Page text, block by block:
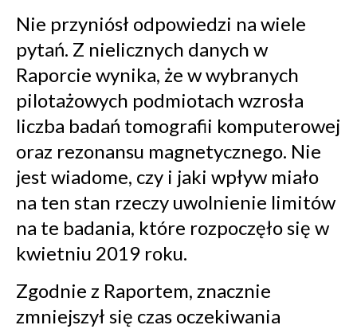
Nie przyniósł odpowiedzi na wiele
pytań. Z nielicznych danych w
Raporcie wynika, że w wybranych
pilotażowych podmiotach wzrosła
liczba badań tomografii komputerowej
oraz rezonansu magnetycznego. Nie
jest wiadome, czy i jaki wpływ miało
na ten stan rzeczy uwolnienie limitów
na te badania, które rozpoczęło się w
kwietniu 2019 roku.
Zgodnie z Raportem, znacznie
zmniejszył się czas oczekiwania